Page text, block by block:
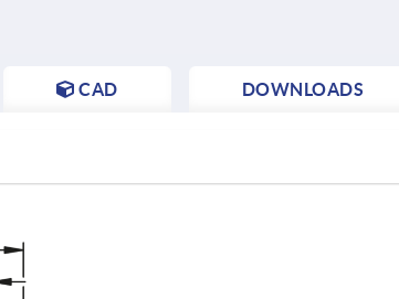
CAD DOWNLOADS